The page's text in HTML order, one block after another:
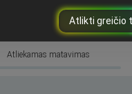
Atlikti greičio
Atliekamas matavimas